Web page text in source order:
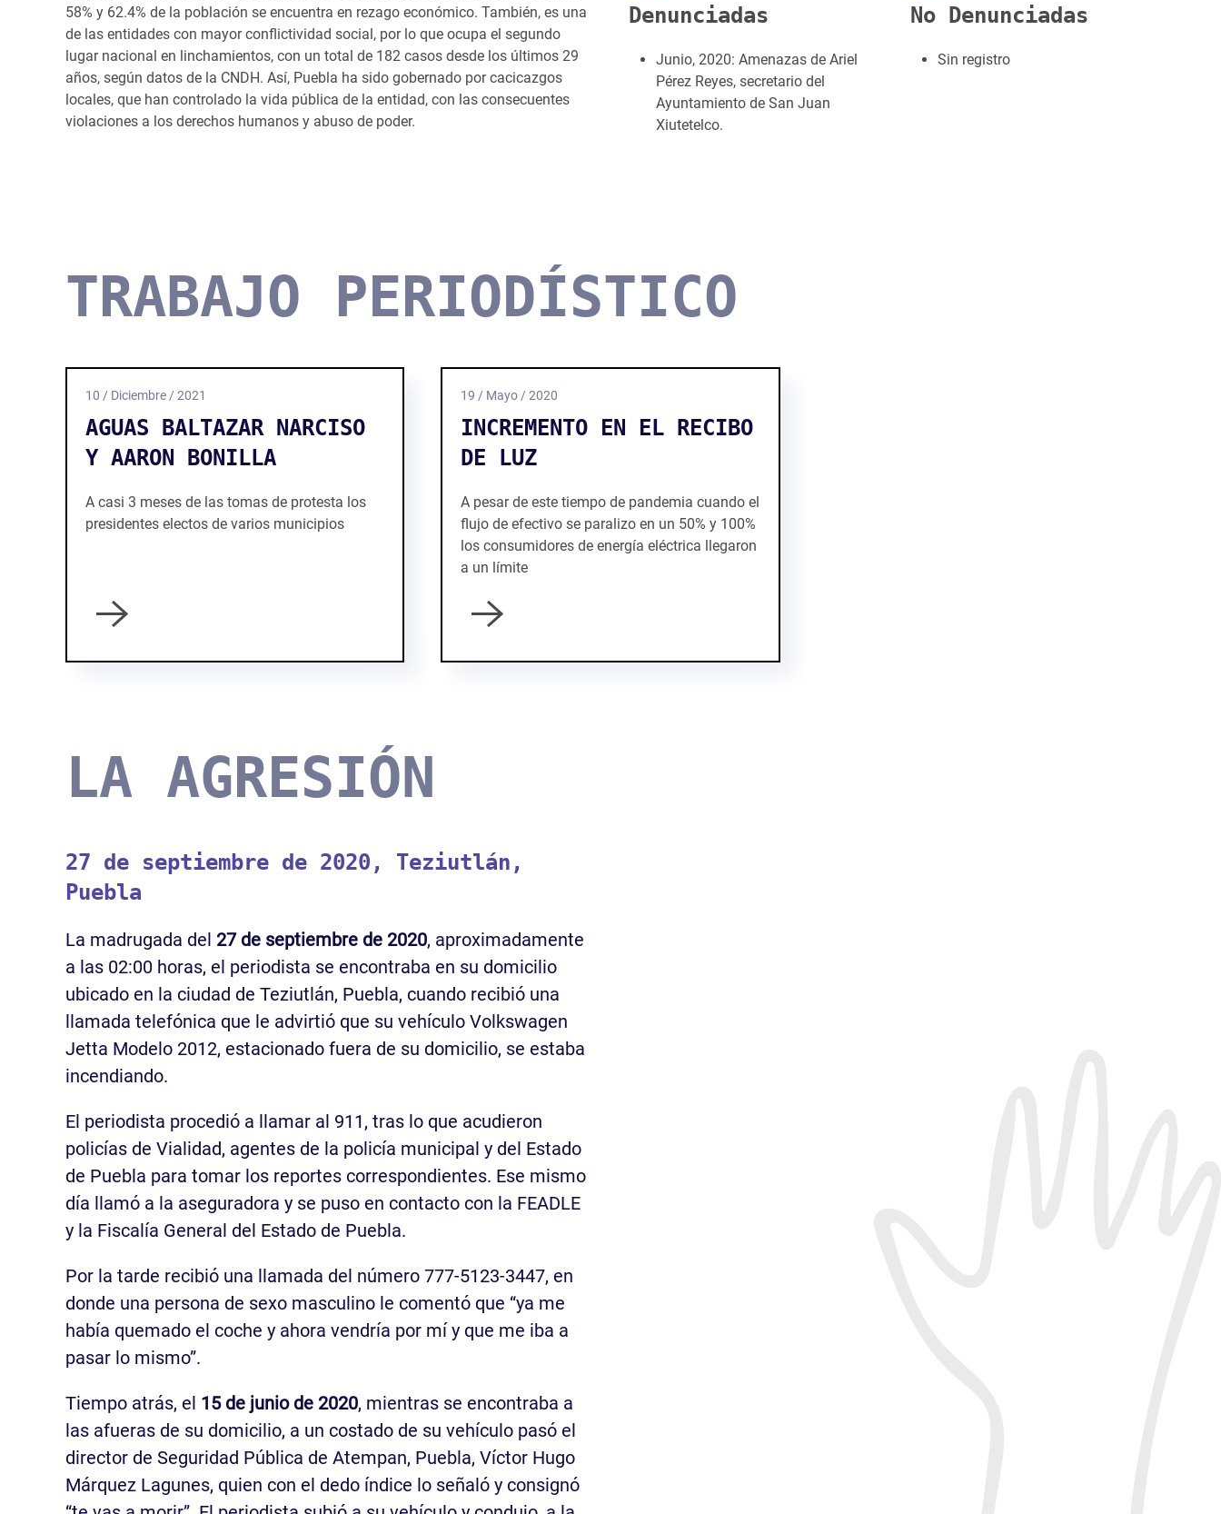
58% y 62.4% de la población se encuentra en rezago económico. También, es una
de las entidades con mayor conflictividad social, por lo que ocupa el segundo
lugar nacional en linchamientos, con un total de 182 casos desde los últimos 29
años, según datos de la CNDH. Así, Puebla ha sido gobernado por cacicazgos
locales, que han controlado la vida pública de la entidad, con las consecuentes
violaciones a los derechos humanos y abuso de poder.
Denunciadas
Junio, 2020: Amenazas de Ariel
Pérez Reyes, secretario del
Ayuntamiento de San Juan
Xiutetelco.
No Denunciadas
Sin registro
TRABAJO PERIODÍSTICO
10 / Diciembre / 2021
AGUAS BALTAZAR NARCISO
Y AARON BONILLA
A casi 3 meses de las tomas de protesta los
presidentes electos de varios municipios
19 / Mayo / 2020
INCREMENTO EN EL RECIBO
DE LUZ
A pesar de este tiempo de pandemia cuando el
flujo de efectivo se paralizo en un 50% y 100%
los consumidores de energía eléctrica llegaron
a un límite
LA AGRESIÓN
27 de septiembre de 2020, Teziutlán,
Puebla
La madrugada del 27 de septiembre de 2020, aproximadamente
a las 02:00 horas, el periodista se encontraba en su domicilio
ubicado en la ciudad de Teziutlán, Puebla, cuando recibió una
llamada telefónica que le advirtió que su vehículo Volkswagen
Jetta Modelo 2012, estacionado fuera de su domicilio, se estaba
incendiando.
El periodista procedió a llamar al 911, tras lo que acudieron
policías de Vialidad, agentes de la policía municipal y del Estado
de Puebla para tomar los reportes correspondientes. Ese mismo
día llamó a la aseguradora y se puso en contacto con la FEADLE
y la Fiscalía General del Estado de Puebla.
Por la tarde recibió una llamada del número 777-5123-3447, en
donde una persona de sexo masculino le comentó que “ya me
había quemado el coche y ahora vendría por mí y que me iba a
pasar lo mismo”.
Tiempo atrás, el 15 de junio de 2020, mientras se encontraba a
las afueras de su domicilio, a un costado de su vehículo pasó el
director de Seguridad Pública de Atempan, Puebla, Víctor Hugo
Márquez Lagunes, quien con el dedo índice lo señaló y consignó